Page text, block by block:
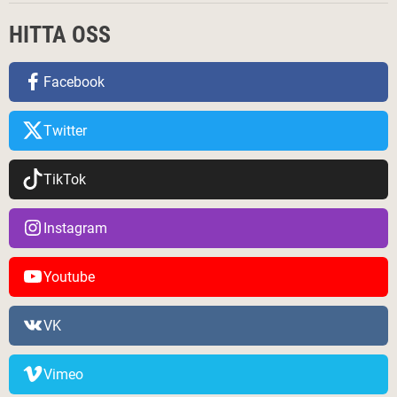
HITTA OSS
Facebook
Twitter
TikTok
Instagram
Youtube
VK
Vimeo